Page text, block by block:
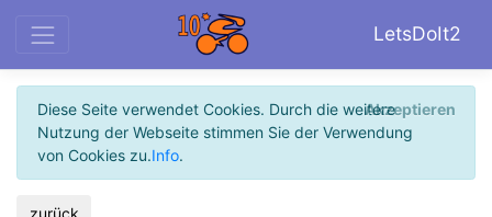
LetsDoIt2
Diese Seite verwendet Cookies. Durch die weitere
Nutzung der Webseite stimmen Sie der Verwendung
von Cookies zu.Info.
Akzeptieren
zurück